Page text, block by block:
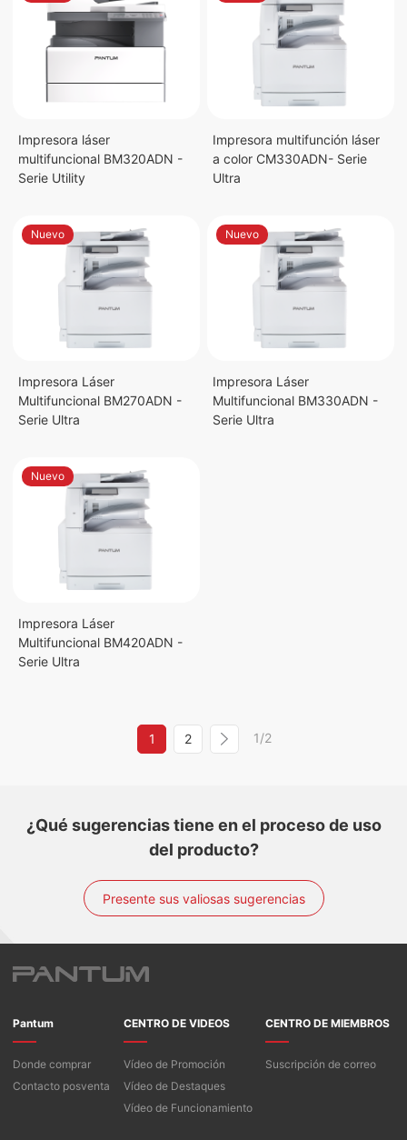
Impresora láser
multifuncional BM320ADN -
Serie Utility
Impresora multifunción láser
a color CM330ADN- Serie
Ultra
Nuevo
Impresora Láser
Multifuncional BM270ADN -
Serie Ultra
Nuevo
Impresora Láser
Multifuncional BM330ADN -
Serie Ultra
Nuevo
Impresora Láser
Multifuncional BM420ADN -
Serie Ultra
1 2 1/2
¿Qué sugerencias tiene en el proceso de uso
del producto?
Presente sus valiosas sugerencias
Pantum
Donde comprar
Contacto posventa
CENTRO DE VIDEOS
Vídeo de Promoción
Vídeo de Destaques
Vídeo de Funcionamiento
CENTRO DE MIEMBROS
Suscripción de correo